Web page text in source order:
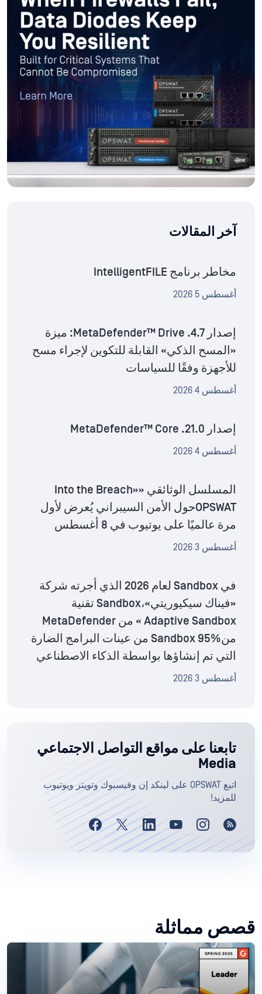
آخر المقالات
مخاطر برنامج IntelligentFILE
أغسطس 5 2026
إصدار MetaDefender™ Drive .4.7: ميزة
«المسح الذكي» القابلة للتكوين لإجراء مسح
للأجهزة وفقًا للسياسات
أغسطس 4 2026
إصدار MetaDefender™ Core .21.0
أغسطس 4 2026
المسلسل الوثائقي «Into the Breach»
OPSWATحول الأمن السيبراني يُعرض لأول
مرة عالميًا على يوتيوب في 8 أغسطس
أغسطس 3 2026
في Sandbox لعام 2026 الذي أجرته شركة
«فيناك سيكيوريتي»،Sandbox تقنية
Adaptive Sandbox » من MetaDefender
منSandbox 95% من عينات البرامج الضارة
التي تم إنشاؤها بواسطة الذكاء الاصطناعي
أغسطس 3 2026
تابعنا على مواقع التواصل الاجتماعي
Media
اتبع OPSWAT على لينكد إن وفيسبوك وتويتر ويوتيوب
للمزيد!
قصص مماثلة